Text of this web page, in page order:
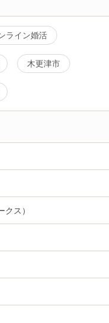
ライン婚活
木更津市
ス）